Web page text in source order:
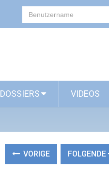
DOSSIERS VIDEOS
VORIGE FOLGENDE